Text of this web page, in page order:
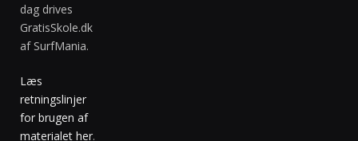
dag drives
GratisSkole.dk
af SurfMania.
Læs
retningslinjer
for brugen af
materialet her.